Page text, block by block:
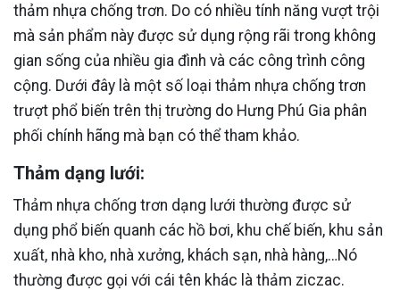
thảm nhựa chống trơn. Do có nhiều tính năng vượt trội
mà sản phẩm này được sử dụng rộng rãi trong không
gian sống của nhiều gia đình và các công trình công
cộng. Dưới đây là một số loại thảm nhựa chống trơn
trượt phổ biến trên thị trường do Hưng Phú Gia phân
phối chính hãng mà bạn có thể tham khảo.
Thảm dạng lưới:
Thảm nhựa chống trơn dạng lưới thường được sử
dụng phổ biến quanh các hồ bơi, khu chế biến, khu sản
xuất, nhà kho, nhà xưởng, khách sạn, nhà hàng,…Nó
thường được gọi với cái tên khác là thảm ziczac.